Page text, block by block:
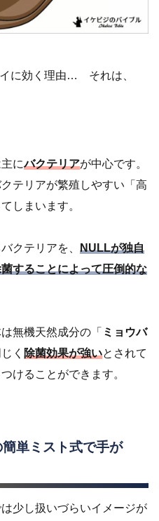
に効く理由… それは、
にバクテリアが中心です。
テリアが繁殖しやすい「高
しまいます。
クテリアを、 NULLが独自
することによって圧倒的な
無機天然成分の「 ミョウバ
く 除菌効果が強いとされて
けることができます。
単ミスト式で手が
少し扱いづらいイメージが